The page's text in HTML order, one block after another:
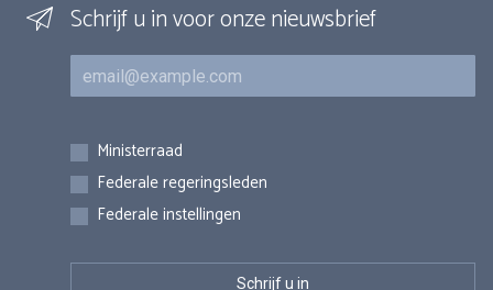
Schrijf u in voor onze nieuwsbrief
E-mail
Inschrijvingen
Ministerraad
Federale regeringsleden
Federale instellingen